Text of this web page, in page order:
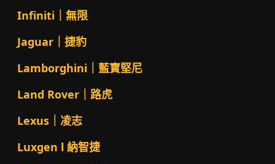
Infiniti｜無限
Jaguar｜捷豹
Lamborghini｜藍寶堅尼
Land Rover｜路虎
Lexus｜凌志
Luxgen l 納智捷